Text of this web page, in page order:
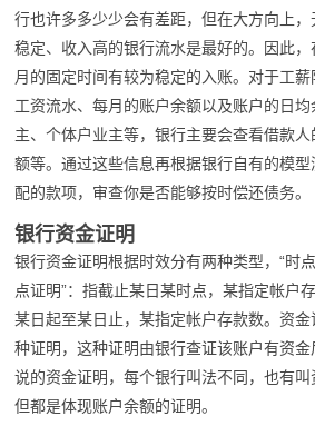
行也许多多少少会有差距，但在大方向上
稳定、收入高的银行流水是最好的。因此
月的固定时间有较为稳定的入账。对于工
工资流水、每月的账户余额以及账户的日
主、个体户业主等，银行主要会查看借款
额等。通过这些信息再根据银行自有的模
配的款项，审查你是否能够按时偿还债务。
银行资金证明
银行资金证明根据时效分有两种类型，“时
点证明”：指截止某日某时点，某指定帐户
某日起至某日止，某指定帐户存款数。资
种证明，这种证明由银行查证该账户有资
说的资金证明，每个银行叫法不同，也有叫
但都是体现账户余额的证明。